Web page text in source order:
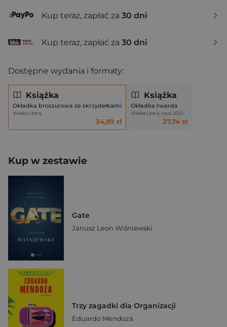
Kup teraz, zapłać za 30 dni
Kup teraz, zapłać za 30 dni
Dostępne wydania i formaty:
Książka
Okładka broszurowa ze skrzydełkami
Wielka Litera,
34,99 zł
Książka
Okładka twarda
Wielka Litera, wyd. 2022
37,74 zł
Kup w zestawie
Gate
Janusz Leon Wiśniewski
Trzy zagadki dla Organizacji
Eduardo Mendoza